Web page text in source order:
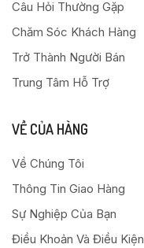
Câu Hỏi Thường Gặp
Chăm Sóc Khách Hàng
Trở Thành Người Bán
Trung Tâm Hỗ Trợ
VỀ CỦA HÀNG
Về Chúng Tôi
Thông Tin Giao Hàng
Sự Nghiệp Của Bạn
Điều Khoản Và Điều Kiện